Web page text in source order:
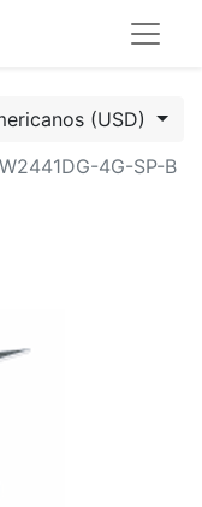
(USD)
4G-SP-B